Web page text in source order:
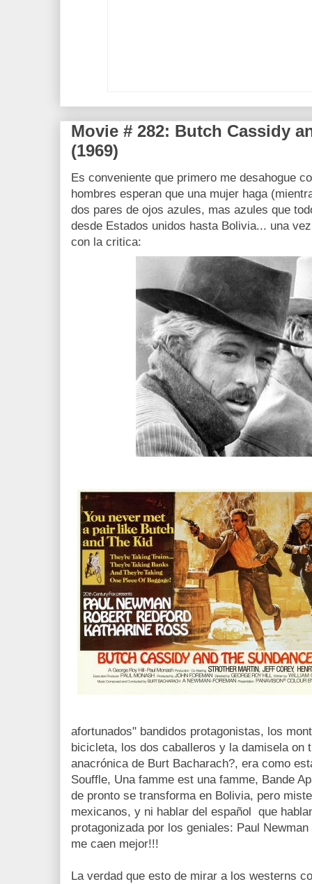
Movie # 282: Butch Cassidy
(1969)
Es conveniente que primero me desahogue
hombres esperan que una mujer haga
dos pares de ojos azules, mas azules que
desde Estados unidos hasta Bolivia... una
con la critica:
afortunados" bandidos protagonistas, los
bicicleta, los dos caballeros y la damisela on
anacrónica de Burt Bacharach?, era como
Souffle, Una famme est una famme, Bande
de pronto se transforma en Bolivia, pero
mexicanos, y ni hablar del español que
protagonizada por los geniales: Paul
me caen mejor!!!
La verdad que esto de mirar a los westerns